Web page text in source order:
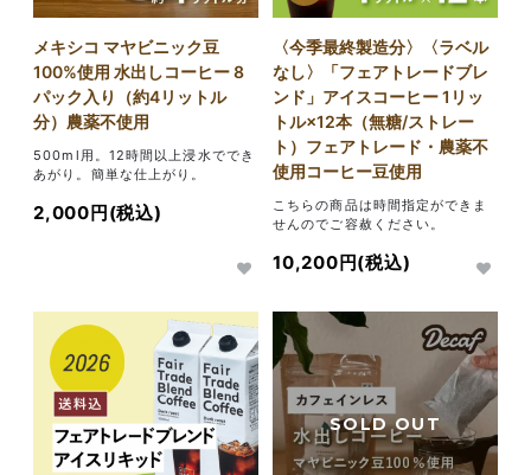
メキシコ マヤビニック豆
100%使用 水出しコーヒー 8
パック入り（約4リットル
分）農薬不使用
500ml用。12時間以上浸水ででき
あがり。簡単な仕上がり。
2,000円(税込)
〈今季最終製造分〉〈ラベル
なし〉「フェアトレードブレ
ンド」アイスコーヒー 1リッ
トル×12本（無糖/ストレー
ト）フェアトレード・農薬不
使用コーヒー豆使用
こちらの商品は時間指定ができま
せんのでご容赦ください。
10,200円(税込)